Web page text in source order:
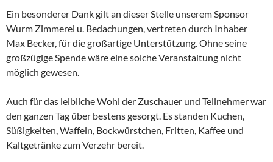
Ein besonderer Dank gilt an dieser Stelle unserem Sponsor
Wurm Zimmerei u. Bedachungen, vertreten durch Inhaber
Max Becker, für die großartige Unterstützung. Ohne seine
großzügige Spende wäre eine solche Veranstaltung nicht
möglich gewesen.
Auch für das leibliche Wohl der Zuschauer und Teilnehmer war
den ganzen Tag über bestens gesorgt. Es standen Kuchen,
Süßigkeiten, Waffeln, Bockwürstchen, Fritten, Kaffee und
Kaltgetränke zum Verzehr bereit.